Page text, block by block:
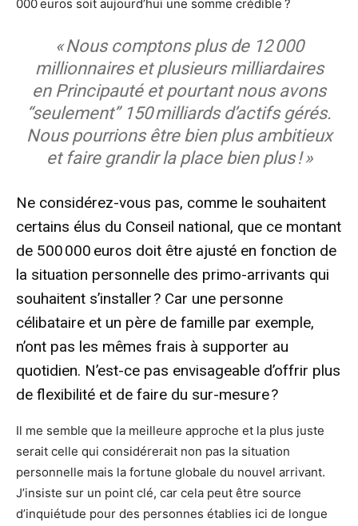
000 euros soit aujourd’hui une somme crédible ?
« Nous comptons plus de 12 000
millionnaires et plusieurs milliardaires
en Principauté et pourtant nous avons
“seulement” 150 milliards d’actifs gérés.
Nous pourrions être bien plus ambitieux
et faire grandir la place bien plus ! »
Ne considérez-vous pas, comme le souhaitent
certains élus du Conseil national, que ce montant
de 500 000 euros doit être ajusté en fonction de
la situation personnelle des primo-arrivants qui
souhaitent s’installer ? Car une personne
célibataire et un père de famille par exemple,
n’ont pas les mêmes frais à supporter au
quotidien. N’est-ce pas envisageable d’offrir plus
de flexibilité et de faire du sur-mesure ?
Il me semble que la meilleure approche et la plus juste
serait celle qui considérerait non pas la situation
personnelle mais la fortune globale du nouvel arrivant.
J’insiste sur un point clé, car cela peut être source
d’inquiétude pour des personnes établies ici de longue